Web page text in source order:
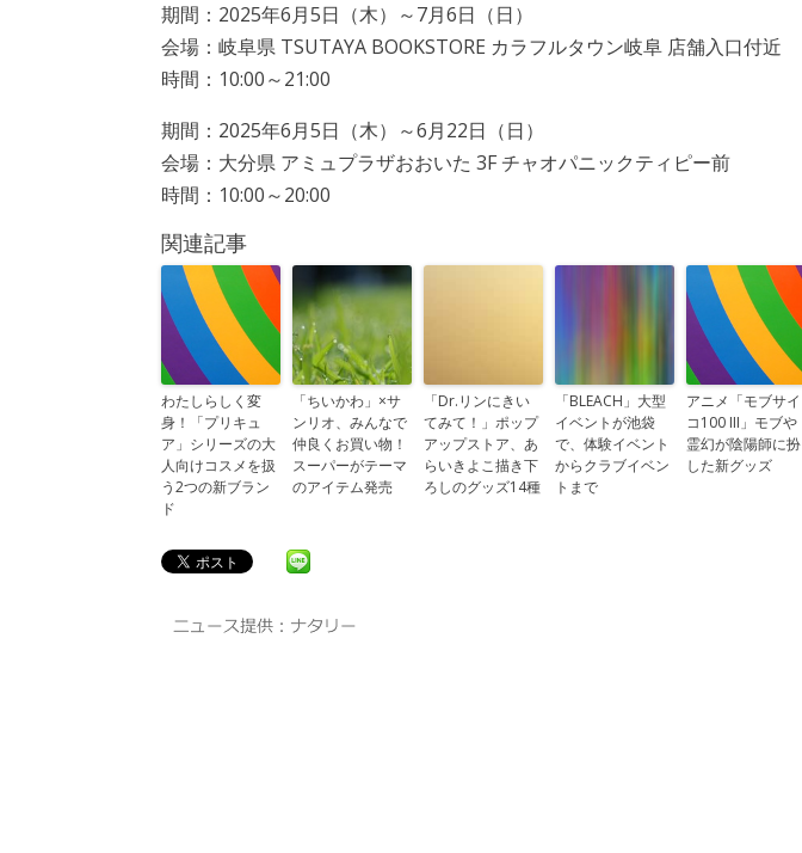
期間：2025年6月5日（木）～7月6日（日）
会場：岐阜県 TSUTAYA BOOKSTORE カラフルタウン岐阜 店舗入口付近
時間：10:00～21:00
期間：2025年6月5日（木）～6月22日（日）
会場：大分県 アミュプラザおおいた 3F チャオパニックティピー前
時間：10:00～20:00
関連記事
わたしらしく変
身！「プリキュ
ア」シリーズの大
人向けコスメを扱
う2つの新ブラン
ド
「ちいかわ」×サ
ンリオ、みんなで
仲良くお買い物！
スーパーがテーマ
のアイテム発売
「Dr.リンにきい
てみて！」ポップ
アップストア、あ
らいきよこ描き下
ろしのグッズ14種
「BLEACH」大型
イベントが池袋
で、体験イベント
からクラブイベン
トまで
アニメ「モブサイ
コ100 III」モブや
霊幻が陰陽師に扮
した新グッズ